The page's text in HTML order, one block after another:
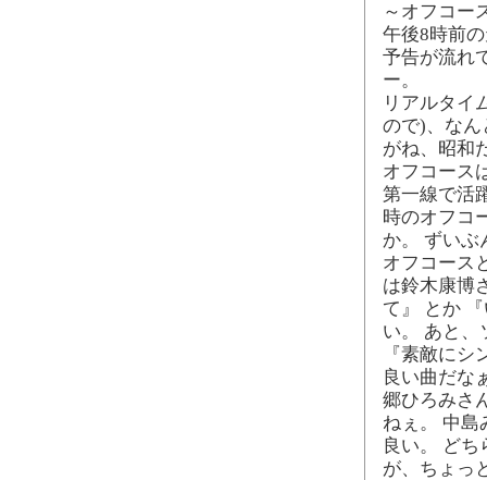
～オフコー
午後8時前
予告が流れ
ー。
リアルタイ
ので)、なん
がね、昭和
オフコース
第一線で活
時のオフコ
か。 ずいぶ
オフコース
は鈴木康博
て』 とか
い。 あと、
『素敵に
良い曲だな
郷ひろみさ
ねぇ。 中島
良い。 ど
が、ちょっ